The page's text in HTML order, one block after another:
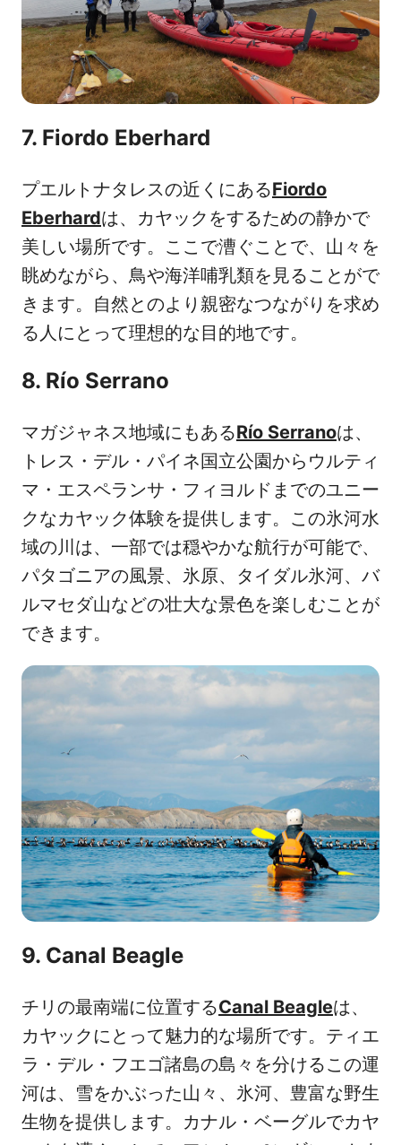
7. Fiordo Eberhard
プエルトナタレスの近くにあるFiordo
Eberhardは、カヤックをするための静かで
美しい場所です。ここで漕ぐことで、山々を
眺めながら、鳥や海洋哺乳類を見ることがで
きます。自然とのより親密なつながりを求め
る人にとって理想的な目的地です。
8. Río Serrano
マガジャネス地域にもあるRío Serranoは、
トレス・デル・パイネ国立公園からウルティ
マ・エスペランサ・フィヨルドまでのユニー
クなカヤック体験を提供します。この氷河水
域の川は、一部では穏やかな航行が可能で、
パタゴニアの風景、氷原、タイダル氷河、バ
ルマセダ山などの壮大な景色を楽しむことが
できます。
9. Canal Beagle
チリの最南端に位置するCanal Beagleは、
カヤックにとって魅力的な場所です。ティエ
ラ・デル・フエゴ諸島の島々を分けるこの運
河は、雪をかぶった山々、氷河、豊富な野生
生物を提供します。カナル・ベーグルでカヤ